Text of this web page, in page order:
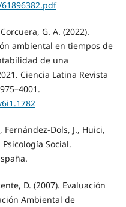
G. A. (2022).
ambiental en tiempos de
de una
Ciencia Latina Revista
Fernández-Dols, J., Huici,
Psicología Social.
D. (2007). Evaluación
Ambiental de